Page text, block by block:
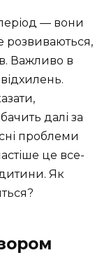
— вони
розвиваються,
Важливо в
далі за
проблеми
це все-
Як